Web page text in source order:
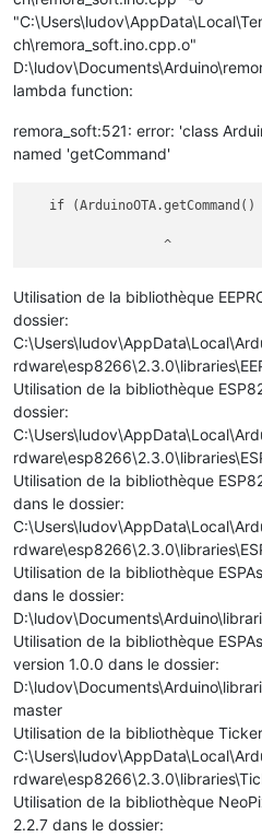
ch\remora_soft.ino.cpp.o"
lambda function:
remora_soft:521: error: 'class
named 'getCommand'
if (ArduinoOTA.getCommand()
Utilisation de la bibliothèque
dossier:
Utilisation de la bibliothèque
dossier:
Utilisation de la bibliothèque
dans le dossier:
Utilisation de la bibliothèque
dans le dossier:
Utilisation de la bibliothèque
version 1.0.0 dans le dossier:
master
Utilisation de la bibliothèque
Utilisation de la bibliothèque
2.2.7 dans le dossier: